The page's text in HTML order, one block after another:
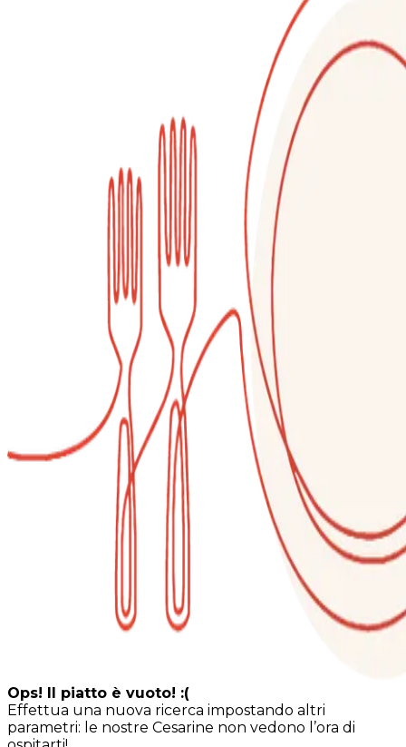
Ops! Il piatto è vuoto! :(
Effettua una nuova ricerca impostando altri
parametri: le nostre Cesarine non vedono l’ora di